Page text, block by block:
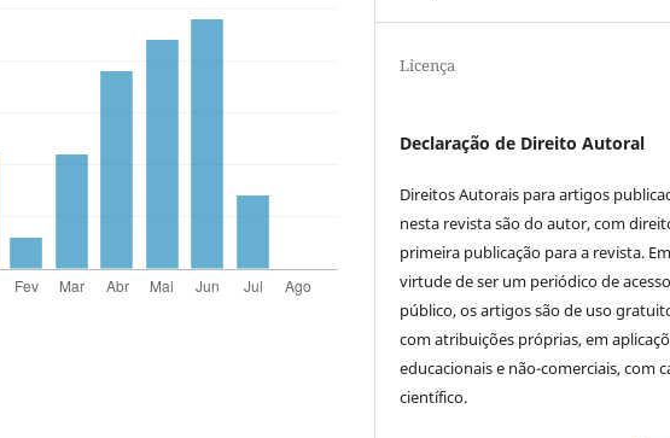
Licença
Declaração de Direito Autoral
Direitos Autorais para artigos
nesta revista são do autor, com
primeira publicação para a revista. Em
virtude de ser um periódico de acesso
público, os artigos são de uso
com atribuições próprias, em
educacionais e não-comerciais, com
científico.